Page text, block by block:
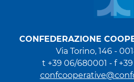
CONFEDERAZIONE
Via Torino, 146 -
t +39 06/680001 - f